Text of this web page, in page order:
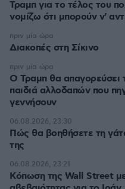
Τραμπ για το τέλος του
νομίζω ότι μπορούν ν'
Διακοπές στη Σίκινο
πριν μία ώρα
Ο Τραμπ θα απαγορεύσει
παιδιά αλλοδαπών που
γεννήσουν
πριν μία ώρα
Πώς θα βοηθήσετε τη
της
06.08.2026, 23:30
Κόπωση της Wall Street
06.08.2026, 23:21